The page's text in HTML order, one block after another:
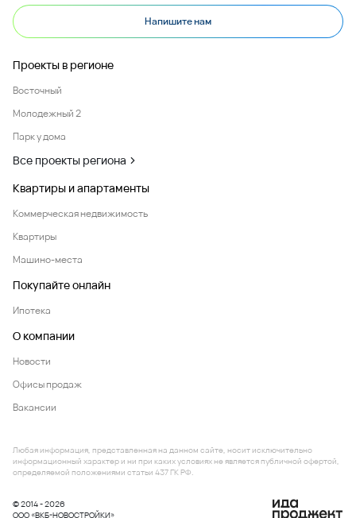
Напишите нам
Проекты в регионе
Восточный
Молодежный 2
Парк у дома
Все проекты региона
Квартиры и апартаменты
Коммерческая недвижимость
Квартиры
Машино-места
Покупайте онлайн
Ипотека
О компании
Новости
Офисы продаж
Вакансии
© 2014 - 2026
ООО «ВКБ-НОВОСТРОЙКИ»
Любая информация, представленная на данном сайте, носит исключительно
информационный характер и ни при каких условиях не является публичной офертой,
определяемой положениями статьи 437 ГК РФ.